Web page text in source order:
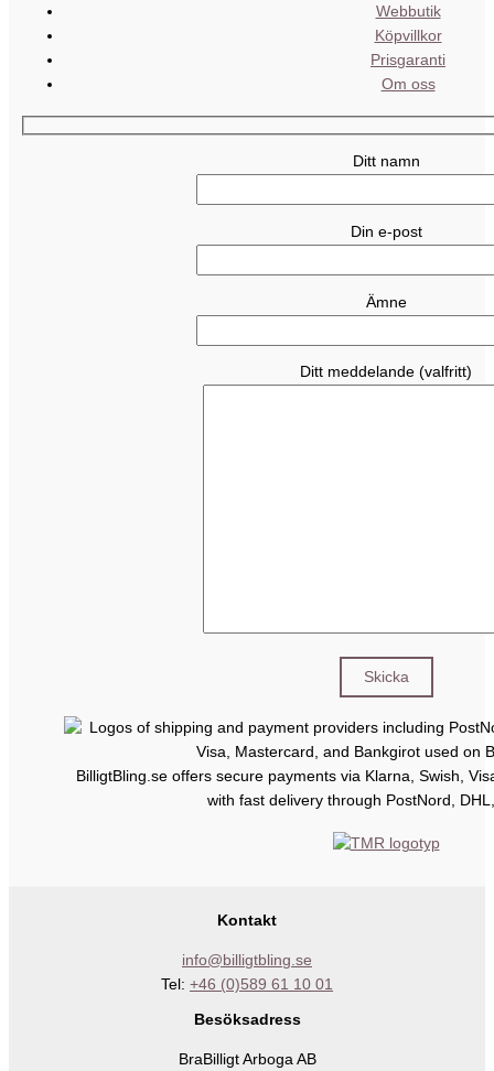
Webbutik
Köpvillkor
Prisgaranti
Om oss
Ditt namn
Din e-post
Ämne
Ditt meddelande (valfritt)
BilligtBling.se offers secure payments via Klarna, Swish,
with fast delivery through PostNord,
Kontakt
info@billigtbling.se
Tel: +46 (0)589 61 10 01
Besöksadress
BraBilligt Arboga AB